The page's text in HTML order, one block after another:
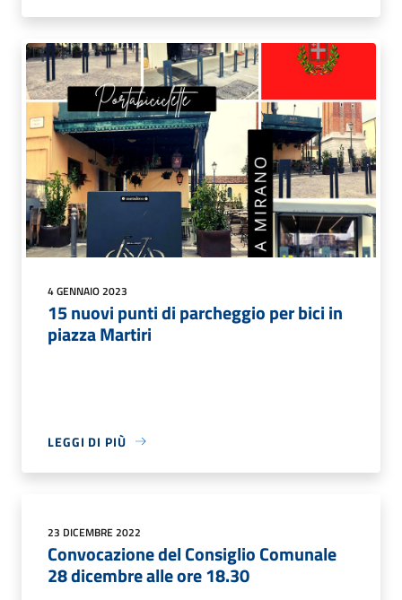
4 GENNAIO 2023
15 nuovi punti di parcheggio per bici in
piazza Martiri
LEGGI DI PIÙ
23 DICEMBRE 2022
Convocazione del Consiglio Comunale
28 dicembre alle ore 18.30